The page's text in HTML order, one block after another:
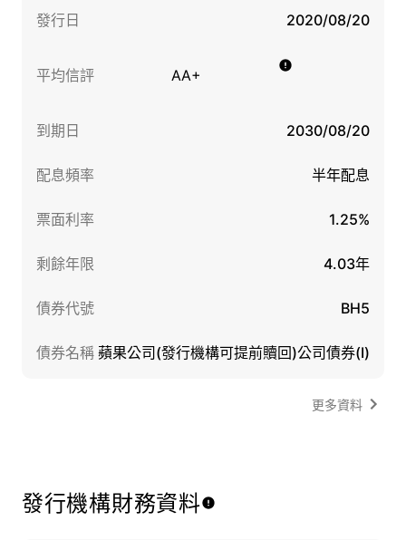
發行日 2020/08/20
平均信評 AA+
到期日 2030/08/20
配息頻率 半年配息
票面利率 1.25%
剩餘年限 4.03年
債券代號 BH5
債券名稱 蘋果公司(發行機構可提前贖回)公司債券(I)
更多資料
發行機構財務資料